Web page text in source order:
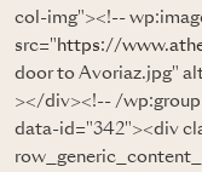
col-img"><!--
src=" https://
door to Avoriaz.jpg"
></div><!-- /
data-id="342"><div